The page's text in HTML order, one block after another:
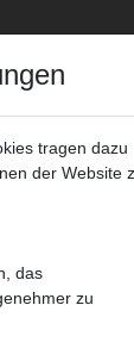
> Biegesegment
tragen dazu
der Website
das
zu